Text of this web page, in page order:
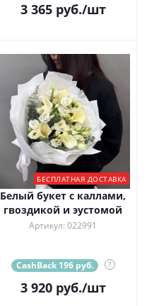
3 365руб./шт
БЕСПЛАТНАЯ ДОСТАВКА
Белый букет с каллами,
гвоздикой и эустомой
Артикул: 022991
CashBack 196 руб. ?
3 920руб./шт